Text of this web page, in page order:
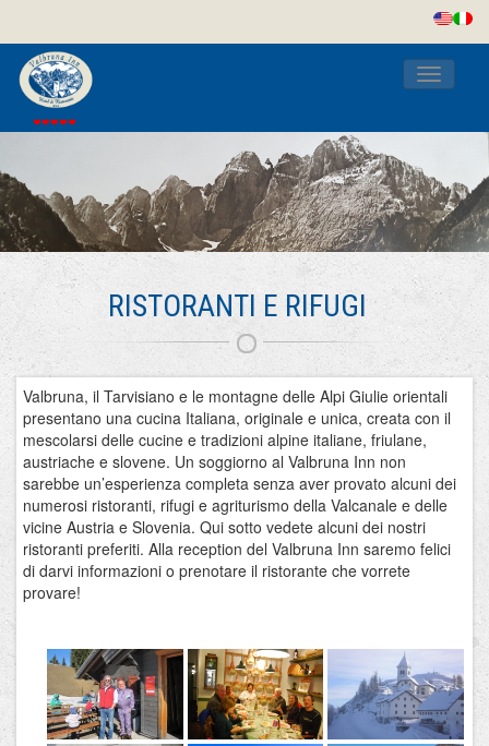
Toggle
RISTORANTI E RIFUGI
Valbruna, il Tarvisiano e le montagne delle Alpi Giulie orientali
presentano una cucina Italiana, originale e unica, creata con il
mescolarsi delle cucine e tradizioni alpine italiane, friulane,
austriache e slovene. Un soggiorno al Valbruna Inn non
sarebbe un’esperienza completa senza aver provato alcuni dei
numerosi ristoranti, rifugi e agriturismo della Valcanale e delle
vicine Austria e Slovenia. Qui sotto vedete alcuni dei nostri
ristoranti preferiti. Alla reception del Valbruna Inn saremo felici
di darvi informazioni o prenotare il ristorante che vorrete
provare!